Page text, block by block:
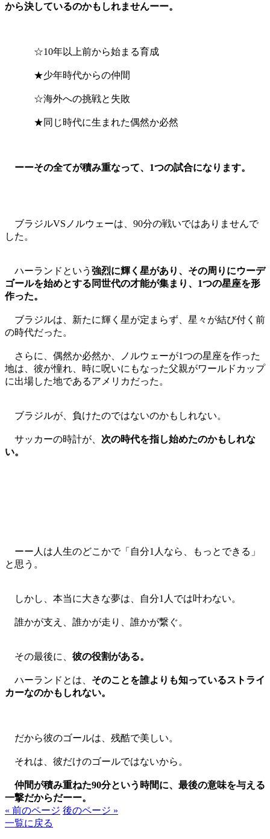
から決しているのかもしれませんーー。
☆10年以上前から始まる育成
★少年時代からの仲間
☆海外への挑戦と失敗
★同じ時代に生まれた偶然か必然
ーーその全てが積み重なって、1つの試合になります。
ブラジルVSノルウェーは、90分の戦いではありませんで
した。
ハーランドという 強烈に輝く星があり、その周りにウーデ
ゴールを始めとする同世代の才能が集まり、1つの星座を形
作った。
ブラジルは、新たに輝く星が定まらず、星々が結び付く前
の時代だった。
さらに、偶然か必然か、ノルウェーが1つの星座を作った
地は、彼が憧れ、時に呪いにもなった父親がワールドカップ
に出場した地であるアメリカだった。
ブラジルが、負けたのではないのかもしれない。
サッカーの時計が、 次の時代を指し始めたのかもしれな
い。
ーー人は人生のどこかで「自分1人なら、もっとできる」
と思う。
しかし、本当に大きな夢は、自分1人では叶わない。
誰かが支え、誰かが走り、誰かが繋ぐ。
その最後に、 彼の役割がある。
ハーランドとは、 そのことを誰よりも知っているストライ
カーなのかもしれない。
だから彼のゴールは、残酷で美しい。
それは、彼だけのゴールではないから。
仲間が積み重ねた90分という時間に、最後の意味を与える
一撃だからだーー。
« 前のページ 後のページ »
一覧に戻る